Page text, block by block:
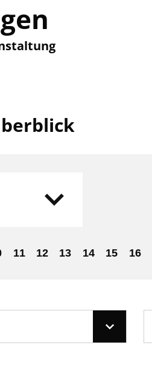
11 12 13 14 15 16